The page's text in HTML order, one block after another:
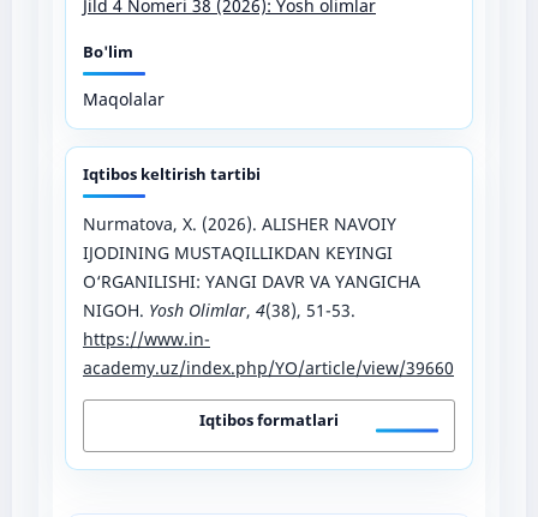
Jild 4 Nomeri 38 (2026): Yosh olimlar
Bo'lim
Maqolalar
Iqtibos keltirish tartibi
Nurmatova, X. (2026). ALISHER NAVOIY
IJODINING MUSTAQILLIKDAN KEYINGI
O‘RGANILISHI: YANGI DAVR VA YANGICHA
NIGOH. Yosh Olimlar, 4(38), 51-53.
https://www.in-
academy.uz/index.php/YO/article/view/39660
Iqtibos formatlari